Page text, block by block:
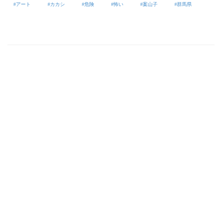
アート カカシ 危険 怖い 案山子 群馬県